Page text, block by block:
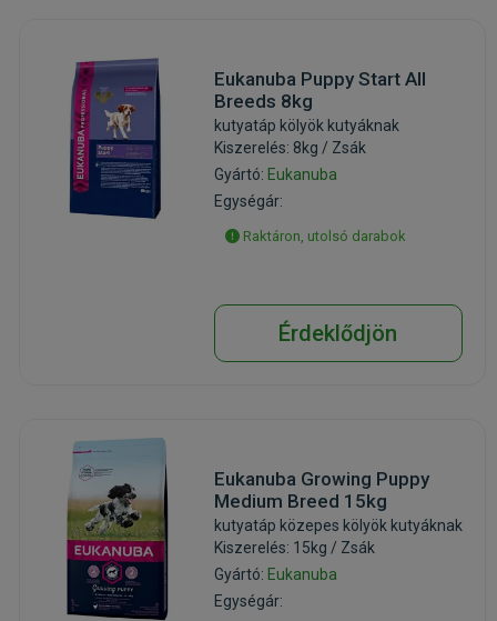
Eukanuba Puppy Start All
Breeds 8kg
kutyatáp kölyök kutyáknak
Kiszerelés: 8kg / Zsák
Gyártó: Eukanuba
Egységár:
Raktáron, utolsó darabok
Érdeklődjön
Eukanuba Growing Puppy
Medium Breed 15kg
kutyatáp közepes kölyök kutyáknak
Kiszerelés: 15kg / Zsák
Gyártó: Eukanuba
Egységár: